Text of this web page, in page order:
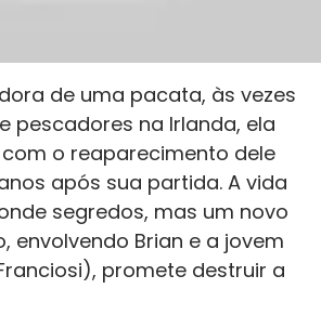
de uma pacata, às vezes
pescadores na Irlanda, ela
o reaparecimento dele
após sua partida. A vida
segredos, mas um novo
envolvendo Brian e a jovem
promete destruir a